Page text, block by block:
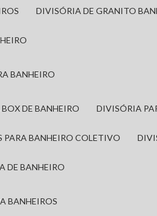
DIVISÓRIA DE GRANITO
BANHEIRO
BOX DE BANHEIRO DIVISÓRIA
PARA BANHEIRO COLETIVO
DE BANHEIRO
BANHEIROS